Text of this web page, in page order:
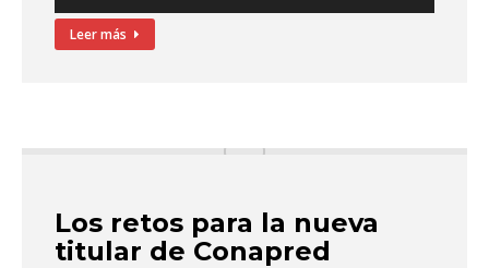
audio
Leer más
Los retos para la nueva
titular de Conapred